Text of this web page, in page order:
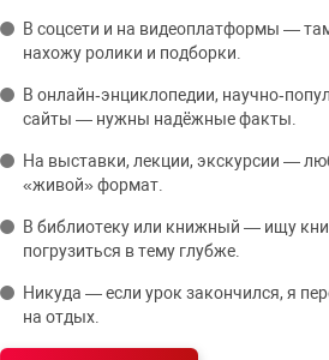
В соцсети и на видеоплатформы —
нахожу ролики и подборки.
В онлайн‑энциклопедии,
сайты — нужны надёжные факты.
На выставки, лекции, экскурсии —
«живой» формат.
В библиотеку или книжный — ищу
погрузиться в тему глубже.
Никуда — если урок закончился, я
на отдых.